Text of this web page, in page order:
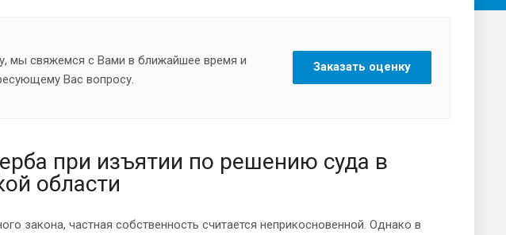
мы свяжемся с Вами в ближайшее время и
Вас вопросу.
Заказать оценку
при изъятии по решению суда в
области
закона, частная собственность считается неприкосновенной. Однако в